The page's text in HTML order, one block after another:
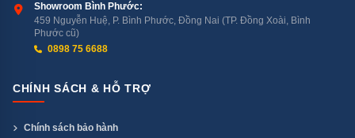
Phân Khúc Phù Hợp: Ai Nên
Nên Mua Nếu:
Showroom Bình Phước:
459 Nguyễn Huệ, P. Bình Phước, Đồng Nai (TP. Đồng Xoài, Bình
Phước cũ)
0898 75 6688
CHÍNH SÁCH & HỖ TRỢ
Chính sách bảo hành